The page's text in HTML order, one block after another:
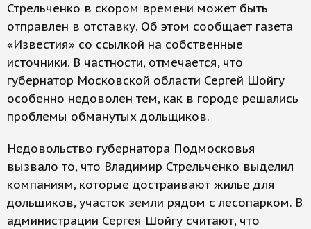
Стрельченко в скором времени может быть
отправлен в отставку. Об этом сообщает газета
«Известия» со ссылкой на собственные
источники. В частности, отмечается, что
губернатор Московской области Сергей Шойгу
особенно недоволен тем, как в городе решались
проблемы обманутых дольщиков.
Недовольство губернатора Подмосковья
вызвало то, что Владимир Стрельченко выделил
компаниям, которые достраивают жилье для
дольщиков, участок земли рядом с лесопарком. В
администрации Сергея Шойгу считают, что